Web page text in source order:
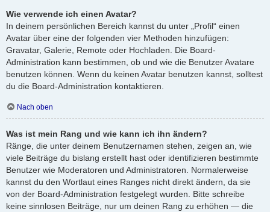
Wie verwende ich einen Avatar?
In deinem persönlichen Bereich kannst du unter „Profil“ einen
Avatar über eine der folgenden vier Methoden hinzufügen:
Gravatar, Galerie, Remote oder Hochladen. Die Board-
Administration kann bestimmen, ob und wie die Benutzer Avatare
benutzen können. Wenn du keinen Avatar benutzen kannst, solltest
du die Board-Administration kontaktieren.
Nach oben
Was ist mein Rang und wie kann ich ihn ändern?
Ränge, die unter deinem Benutzernamen stehen, zeigen an, wie
viele Beiträge du bislang erstellt hast oder identifizieren bestimmte
Benutzer wie Moderatoren und Administratoren. Normalerweise
kannst du den Wortlaut eines Ranges nicht direkt ändern, da sie
von der Board-Administration festgelegt wurden. Bitte schreibe
keine sinnlosen Beiträge, nur um deinen Rang zu erhöhen — die